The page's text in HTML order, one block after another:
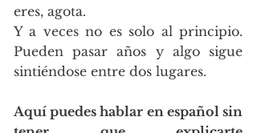
eres, agota.
Y a veces no es solo al principio.
Pueden pasar años y algo sigue
sintiéndose entre dos lugares.​​
Aquí puedes hablar en español sin